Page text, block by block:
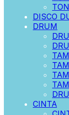
DISCO
DRUM
CINTA